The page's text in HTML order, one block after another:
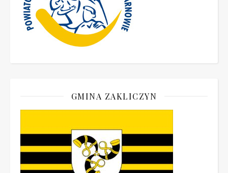
GMINA ZAKLICZYN